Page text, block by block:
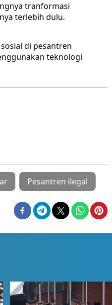
tranformasi
terlebih dulu.
di pesantren
teknologi
Pesantren ilegal